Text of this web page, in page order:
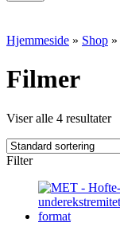
Hjemmeside » Shop »
Filmer
Viser alle 4 resultater
Filter